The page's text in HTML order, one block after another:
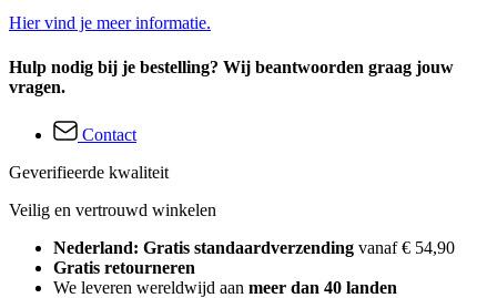
Hier vind je meer informatie.
Hulp nodig bij je bestelling? Wij beantwoorden graag jouw
vragen.
Contact
Geverifieerde kwaliteit
Veilig en vertrouwd winkelen
Nederland: Gratis standaardverzending vanaf € 54,90
Gratis retourneren
We leveren wereldwijd aan meer dan 40 landen